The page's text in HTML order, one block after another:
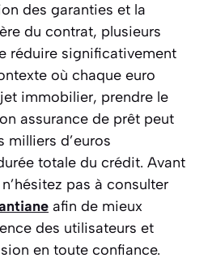
des garanties et la
du contrat, plusieurs
réduire significativement
où chaque euro
immobilier, prendre le
assurance de prêt peut
milliers d’euros
totale du crédit. Avant
pas à consulter
afin de mieux
des utilisateurs et
en toute confiance.